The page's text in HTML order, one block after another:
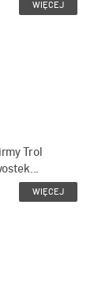
WIĘCEJ
Trol
WIĘCEJ